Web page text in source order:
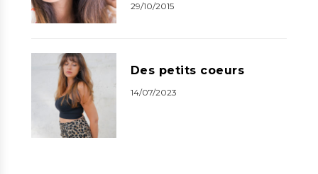
29/10/2015
Des petits coeurs
14/07/2023